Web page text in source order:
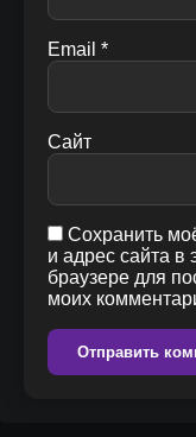
Email *
Сайт
Сохранить
и адрес сайта в
браузере для
моих